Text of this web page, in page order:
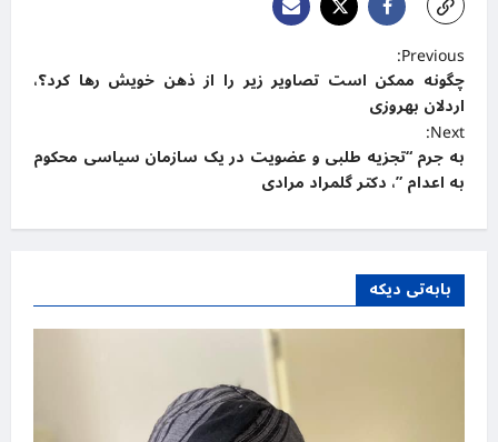
P
o
s
t
n
a
v
i
g
Previous:
چگونه ممکن است تصاویر زیر را از ذهن خویش رها کرد؟،
اردلان بهروزی
Next:
به جرم “تجزیه طلبی و عضویت در یک سازمان سیاسی محکوم
به اعدام ”، دکتر گلمراد مرادی
بابەتی دیکە